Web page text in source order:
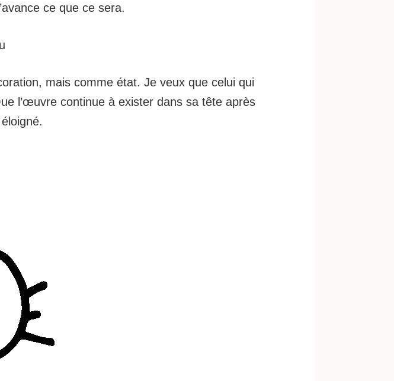
ce que ce sera.
mais comme état. Je veux que celui qui
l’œuvre continue à exister dans sa tête après
éloigné.